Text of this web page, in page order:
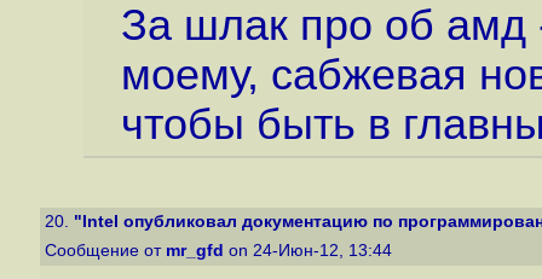
За шлак про об амд
моему, сабжевая
чтобы быть в
20. "Intel опубликовал документацию по
Сообщение от mr_gfd on 24-Июн-12, 13:44